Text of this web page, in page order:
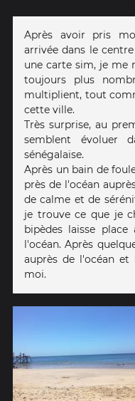
Après avoir pris
arrivée dans le
une carte sim, je me
toujours plus
multiplient, tout
cette ville.
Très surprise, au
semblent évoluer
sénégalaise.
Après un bain de
près de l'océan
de calme et de
je trouve ce que je
bipèdes laisse
l'océan. Après
auprès de l'océan et
moi.